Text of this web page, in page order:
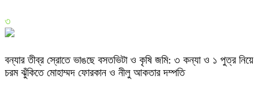
৩
বন্যার তীব্র স্রোতে ভাঙছে বসতভিটা ও কৃষি জমি: ৩ কন্যা ও ১ পুত্র নিয়ে
চরম ঝুঁকিতে মোহাম্মদ ফোরকান ও নীলু আকতার দম্পতি